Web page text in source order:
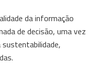
da informação
de decisão, uma vez